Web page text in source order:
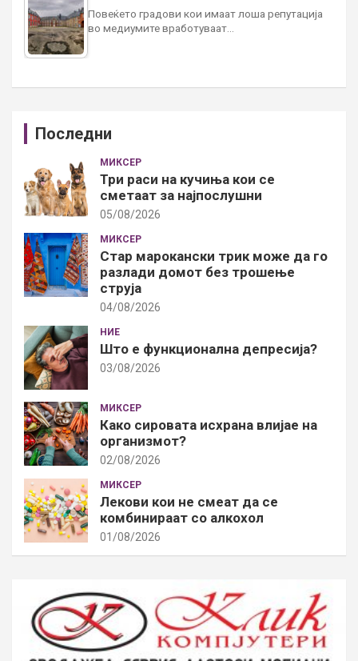
Повеќето градови кои имаат лоша репутација
во медиумите вработуваат…
Последни
МИКСЕР
Три раси на кучиња кои се
сметаат за најпослушни
05/08/2026
МИКСЕР
Стар марокански трик може да го
разлади домот без трошење
струја
04/08/2026
НИЕ
Што е функционална депресија?
03/08/2026
МИКСЕР
Како сировата исхрана влијае на
организмот?
02/08/2026
МИКСЕР
Лекови кои не смеат да се
комбинираат со алкохол
01/08/2026